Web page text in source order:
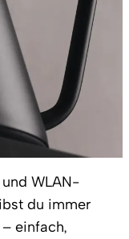
WLAN-
du immer
einfach,